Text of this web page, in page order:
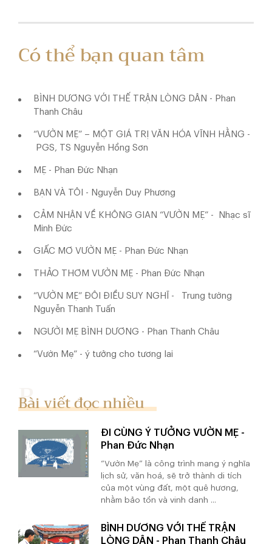
Có thể bạn quan tâm
BÌNH DƯƠNG VỚI THẾ TRẬN LÒNG DÂN - Phan
Thanh Châu
“VƯỜN MẸ” – MỘT GIÁ TRỊ VĂN HÓA VĨNH HẰNG -
PGS, TS Nguyễn Hồng Sơn
MẸ - Phan Đức Nhạn
BẠN VÀ TÔI - Nguyễn Duy Phương
CẢM NHẬN VỀ KHÔNG GIAN “VƯỜN MẸ” - Nhạc sĩ
Minh Đức
GIẤC MƠ VƯỜN MẸ - Phan Đức Nhạn
THẢO THƠM VƯỜN MẸ - Phan Đức Nhạn
“VƯỜN MẸ” ĐÔI ĐIỀU SUY NGHĨ - Trung tướng
Nguyễn Thanh Tuấn
NGƯỜI MẸ BÌNH DƯƠNG - Phan Thanh Châu
“Vườn Mẹ” - ý tưởng cho tương lai
Bài viết đọc nhiều
ĐI CÙNG Ý TƯỞNG VƯỜN MẸ -
Phan Đức Nhạn
“Vườn Mẹ” là công trình mang ý nghĩa
lịch sử, văn hoá, sẽ trở thành di tích
của một vùng đất, một quê hương,
nhằm bảo tồn và vinh danh ...
BÌNH DƯƠNG VỚI THẾ TRẬN
LÒNG DÂN - Phan Thanh Châu